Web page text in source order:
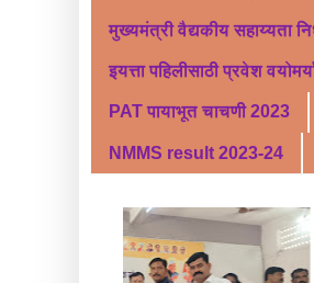
मुख्यमंत्री वैद्यकीय सहाय्यता
इयत्ता पहिलीसाठी प्रवेश
PAT पायाभूत चाचणी 2023
NMMS result 2023-24